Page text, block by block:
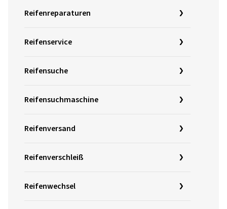
Reifenreparaturen
Reifenservice
Reifensuche
Reifensuchmaschine
Reifenversand
Reifenverschleiß
Reifenwechsel